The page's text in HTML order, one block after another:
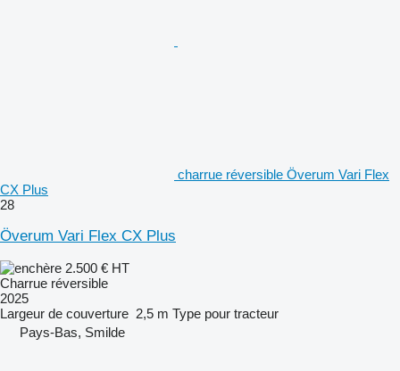
charrue réversible Överum Vari Flex
CX Plus
28
Överum Vari Flex CX Plus
2.500 € HT
Charrue réversible
2025
Largeur de couverture 2,5 m Type pour tracteur
Pays-Bas, Smilde